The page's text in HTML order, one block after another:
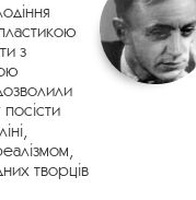
з
творців